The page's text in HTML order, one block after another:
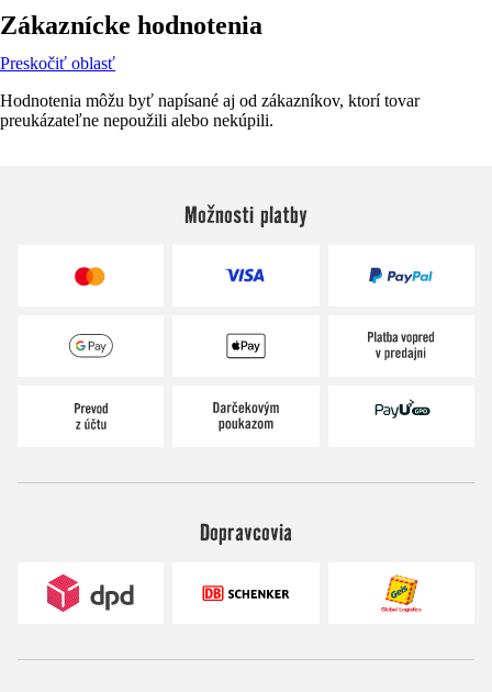
Zákaznícke hodnotenia
Preskočiť oblasť
Hodnotenia môžu byť napísané aj od zákazníkov, ktorí tovar
preukázateľne nepoužili alebo nekúpili.
Možnosti platby
Dopravcovia